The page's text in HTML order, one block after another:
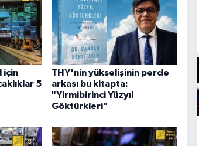
için
5
THY'nin yükselişinin perde
arkası bu kitapta:
"Yirmibirinci Yüzyıl
Göktürkleri"